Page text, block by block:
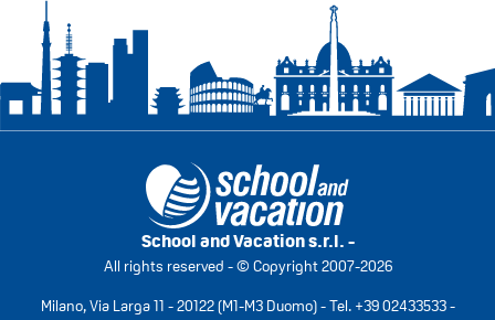
School and Vacation s.r.l. -
All rights reserved - © Copyright 2007-2026
Milano, Via Larga 11 - 20122 (M1-M3 Duomo) - Tel. +39 02433533-